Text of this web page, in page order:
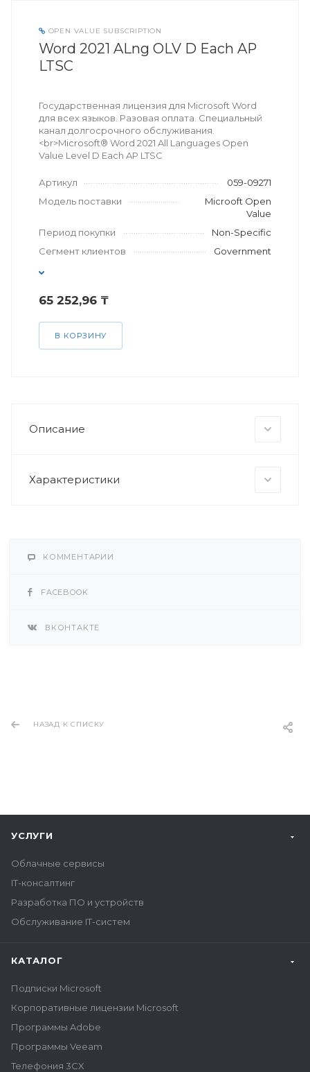
OPEN VALUE SUBSCRIPTION
Word 2021 ALng OLV D Each AP
LTSC
Государственная лицензия для Microsoft Word
для всех языков. Разовая оплата. Специальный
канал долгосрочного обслуживания.
<br>Microsoft® Word 2021 All Languages Open
Value Level D Each AP LTSC
Артикул
059-09271
Модель поставки
Microoft Open
Value
Период покупки
Non-Specific
Сегмент клиентов
Government
65 252,96 ₸
В КОРЗИНУ
Описание
Характеристики
КОММЕНТАРИИ
FACEBOOK
ВКОНТАКТЕ
НАЗАД К СПИСКУ
УСЛУГИ
Облачные сервисы
IT-консалтинг
Разработка ПО и устройств
Обслуживание IT-систем
КАТАЛОГ
Подписки Microsoft
Корпоративные лицензии Microsoft
Программы Adobe
Программы Veeam
Телефония 3CX